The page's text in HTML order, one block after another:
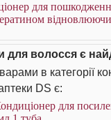
для
для волосся є
в категорії
DS є:
для